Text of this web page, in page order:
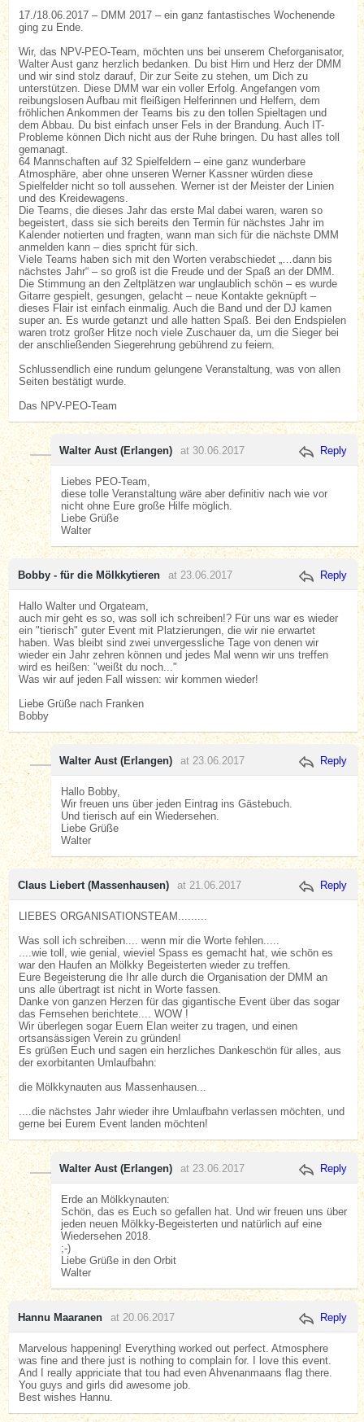
17./18.06.2017 – DMM 2017 – ein ganz fantastisches Wochenende
ging zu Ende.
Wir, das NPV-PEO-Team, möchten uns bei unserem Cheforganisator,
Walter Aust ganz herzlich bedanken. Du bist Hirn und Herz der DMM
und wir sind stolz darauf, Dir zur Seite zu stehen, um Dich zu
unterstützen. Diese DMM war ein voller Erfolg. Angefangen vom
reibungslosen Aufbau mit fleißigen Helferinnen und Helfern, dem
fröhlichen Ankommen der Teams bis zu den tollen Spieltagen und
dem Abbau. Du bist einfach unser Fels in der Brandung. Auch IT-
Probleme können Dich nicht aus der Ruhe bringen. Du hast alles toll
gemanagt.
64 Mannschaften auf 32 Spielfeldern – eine ganz wunderbare
Atmosphäre, aber ohne unseren Werner Kassner würden diese
Spielfelder nicht so toll aussehen. Werner ist der Meister der Linien
und des Kreidewagens.
Die Teams, die dieses Jahr das erste Mal dabei waren, waren so
begeistert, dass sie sich bereits den Termin für nächstes Jahr im
Kalender notierten und fragten, wann man sich für die nächste DMM
anmelden kann – dies spricht für sich.
Viele Teams haben sich mit den Worten verabschiedet „…dann bis
nächstes Jahr“ – so groß ist die Freude und der Spaß an der DMM.
Die Stimmung an den Zeltplätzen war unglaublich schön – es wurde
Gitarre gespielt, gesungen, gelacht – neue Kontakte geknüpft –
dieses Flair ist einfach einmalig. Auch die Band und der DJ kamen
super an. Es wurde getanzt und alle hatten Spaß. Bei den Endspielen
waren trotz großer Hitze noch viele Zuschauer da, um die Sieger bei
der anschließenden Siegerehrung gebührend zu feiern.
Schlussendlich eine rundum gelungene Veranstaltung, was von allen
Seiten bestätigt wurde.
Das NPV-PEO-Team
Walter Aust (Erlangen) at 30.06.2017 Reply
Liebes PEO-Team,
diese tolle Veranstaltung wäre aber definitiv nach wie vor
nicht ohne Eure große Hilfe möglich.
Liebe Grüße
Walter
Bobby - für die Mölkkytieren at 23.06.2017 Reply
Hallo Walter und Orgateam,
auch mir geht es so, was soll ich schreiben!? Für uns war es wieder
ein "tierisch" guter Event mit Platzierungen, die wir nie erwartet
haben. Was bleibt sind zwei unvergessliche Tage von denen wir
wieder ein Jahr zehren können und jedes Mal wenn wir uns treffen
wird es heißen: "weißt du noch..."
Was wir auf jeden Fall wissen: wir kommen wieder!
Liebe Grüße nach Franken
Bobby
Walter Aust (Erlangen) at 23.06.2017 Reply
Hallo Bobby,
Wir freuen uns über jeden Eintrag ins Gästebuch.
Und tierisch auf ein Wiedersehen.
Liebe Grüße
Walter
Claus Liebert (Massenhausen) at 21.06.2017 Reply
LIEBES ORGANISATIONSTEAM.........
Was soll ich schreiben.... wenn mir die Worte fehlen.....
....wie toll, wie genial, wieviel Spass es gemacht hat, wie schön es
war den Haufen an Mölkky Begeisterten wieder zu treffen.
Eure Begeisterung die Ihr alle durch die Organisation der DMM an
uns alle übertragt ist nicht in Worte fassen.
Danke von ganzen Herzen für das gigantische Event über das sogar
das Fernsehen berichtete.... WOW !
Wir überlegen sogar Euern Elan weiter zu tragen, und einen
ortsansässigen Verein zu gründen!
Es grüßen Euch und sagen ein herzliches Dankeschön für alles, aus
der exorbitanten Umlaufbahn:
die Mölkkynauten aus Massenhausen...
....die nächstes Jahr wieder ihre Umlaufbahn verlassen möchten, und
gerne bei Eurem Event landen möchten!
Walter Aust (Erlangen) at 23.06.2017 Reply
Erde an Mölkkynauten:
Schön, das es Euch so gefallen hat. Und wir freuen uns über
jeden neuen Mölkky-Begeisterten und natürlich auf eine
Wiedersehen 2018.
;-)
Liebe Grüße in den Orbit
Walter
Hannu Maaranen at 20.06.2017 Reply
Marvelous happening! Everything worked out perfect. Atmosphere
was fine and there just is nothing to complain for. I love this event.
And I really appriciate that tou had even Ahvenanmaans flag there.
You guys and girls did awesome job.
Best wishes Hannu.